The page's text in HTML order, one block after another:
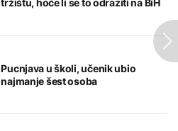
tržištu, hoće li se to odraziti na BiH
Pucnjava u školi, učenik ubio
najmanje šest osoba